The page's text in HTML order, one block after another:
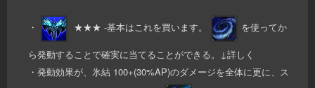
・ ★★★ -基本はこれを買います。 を使ってか
ら発動することで確実に当てることができる。↓詳しく
・発動効果が、氷結 100+(30%AP)のダメージを全体に更に、ス